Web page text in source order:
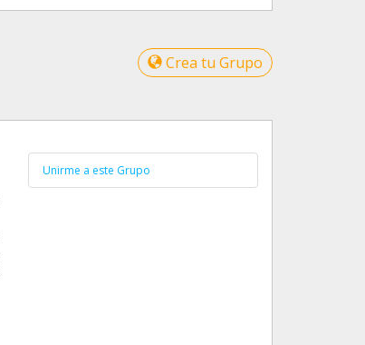
Crea tu Grupo
Unirme a este Grupo